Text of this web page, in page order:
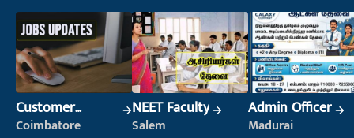
Customer
Support Officer
Coimbatore
NEET Faculty
Salem
Admin Officer
Madurai